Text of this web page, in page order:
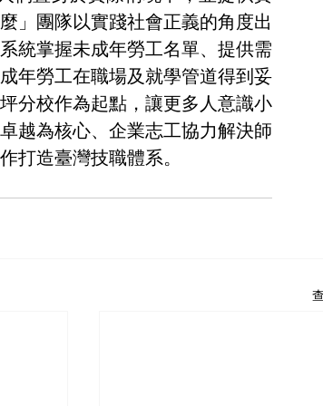
」團隊以實踐社會正義的角度出
統掌握未成年勞工名單、提供需
年勞工在職場及就學管道得到妥
分校作為起點，讓更多人意識小
越為核心、企業志工協力解決師
打造臺灣技職體系。